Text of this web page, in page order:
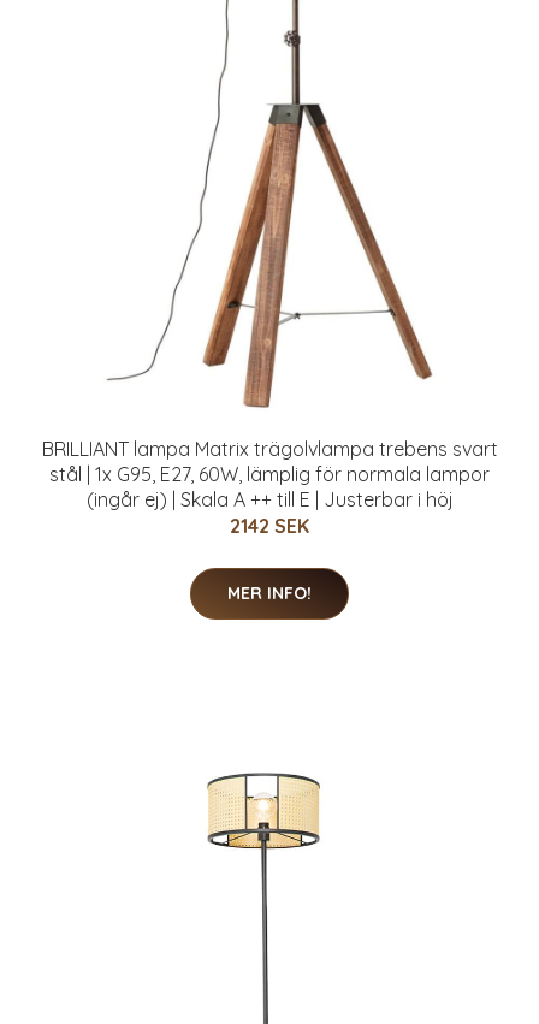
BRILLIANT lampa Matrix trägolvlampa trebens svart
stål | 1x G95, E27, 60W, lämplig för normala lampor
(ingår ej) | Skala A ++ till E | Justerbar i höj
2142 SEK
MER INFO!